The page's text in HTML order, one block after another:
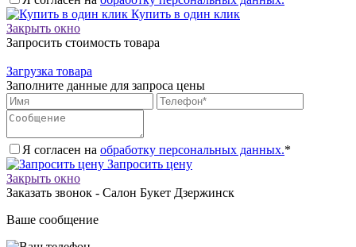
Купить в один клик
Закрыть окно
Запросить стоимость товара
Загрузка товара
Заполните данные для запроса цены
Я согласен на обработку персональных данных.*
Запросить цену
Закрыть окно
Заказать звонок - Салон Букет Дзержинск
Ваше сообщение